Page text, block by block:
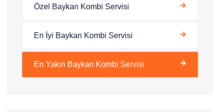
Özel Baykan Kombi Servisi
En İyi Baykan Kombi Servisi
En Yakın Baykan Kombi Servisi